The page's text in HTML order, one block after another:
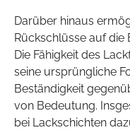
Darüber hinaus
Rückschlüsse auf die
Die Fähigkeit des
seine ursprüngliche
Beständigkeit
von Bedeutung.
bei Lackschichten